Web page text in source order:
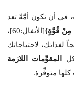
في أن نكون أمَّةً تعد
مِنْ قُوَّةٍ}[الأنفال:60]،
لغذائك، لاحتياجاتك
المقوِّمات اللازمة
متوفِّرة.